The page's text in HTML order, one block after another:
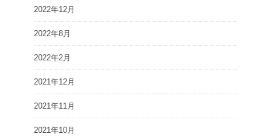
2022年12月
2022年8月
2022年2月
2021年12月
2021年11月
2021年10月